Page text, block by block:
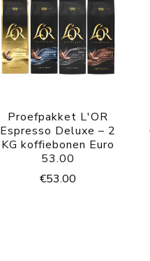
Proefpakket L'OR
Espresso Deluxe – 2
KG koffiebonen Euro
53.00
€53.00